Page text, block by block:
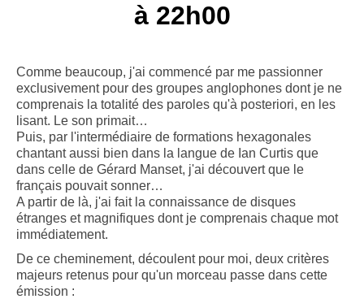
à 22h00
Comme beaucoup, j'ai commencé par me passionner
exclusivement pour des groupes anglophones dont je ne
comprenais la totalité des paroles qu'à posteriori, en les
lisant. Le son primait…
Puis, par l'intermédiaire de formations hexagonales
chantant aussi bien dans la langue de Ian Curtis que
dans celle de Gérard Manset, j'ai découvert que le
français pouvait sonner…
A partir de là, j'ai fait la connaissance de disques
étranges et magnifiques dont je comprenais chaque mot
immédiatement.
De ce cheminement, découlent pour moi, deux critères
majeurs retenus pour qu'un morceau passe dans cette
émission :